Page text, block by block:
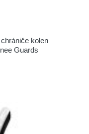
kolen
Guards